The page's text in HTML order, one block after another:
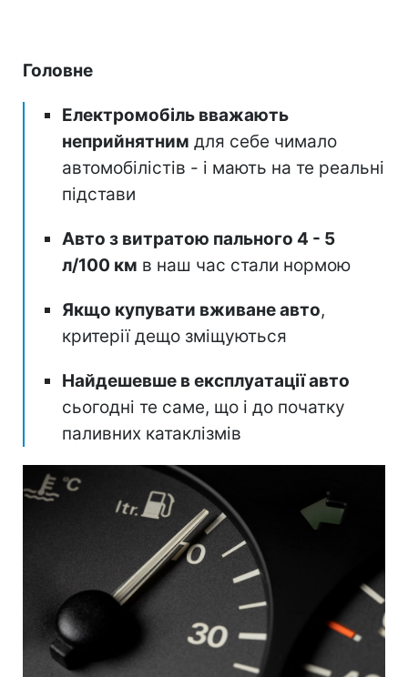
Головне
Електромобіль вважають
неприйнятним для себе чимало
автомобілістів - і мають на те реальні
підстави
Авто з витратою пального 4 - 5
л/100 км в наш час стали нормою
Якщо купувати вживане авто,
критерії дещо зміщуються
Найдешевше в експлуатації авто
сьогодні те саме, що і до початку
паливних катаклізмів